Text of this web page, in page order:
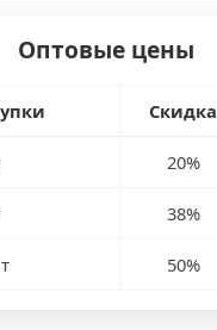
Оптовые цены
Скидка
20%
38%
50%